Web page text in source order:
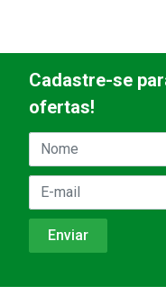
Cadastre-se
ofertas!